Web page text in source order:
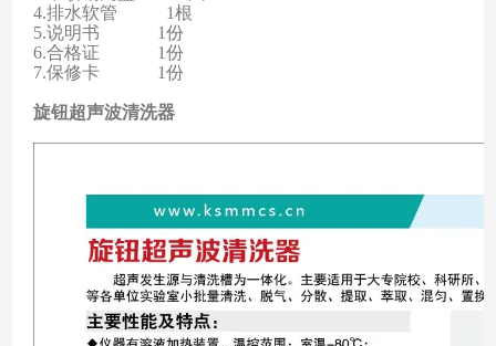
4.排水软管 1根
5.说明书 1份
6.合格证 1份
7.保修卡 1份
旋钮超声波清洗器